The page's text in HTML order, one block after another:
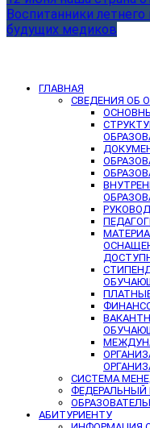
Воспитанники
будущих медиков
ГЛАВНАЯ
СВЕДЕНИЯ ОБ
СИСТЕМА
ФЕДЕРАЛЬНЫЙ
АБИТУРИЕНТУ